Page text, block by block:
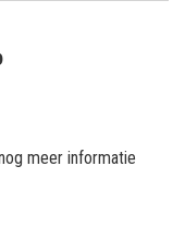
meer informatie